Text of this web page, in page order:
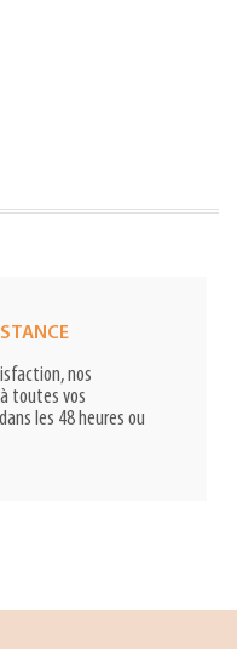
nos
toutes vos
les 48 heures ou